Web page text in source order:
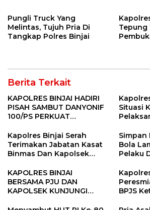
Pungli Truck Yang
Melintas, Tujuh Pria Di
Tangkap Polres Binjai
Tepung
Berita Terkait
KAPOLRES BINJAI HADIRI
PISAH SAMBUT DANYONIF
100/PS PERKUAT
Situasi
Kapolres Binjai Serah
Terimakan Jabatan Kasat
Binmas Dan Kapolsek
Simpan
Bola
Pelaku
KAPOLRES BINJAI
BERSAMA PJU DAN
KAPOLSEK KUNJUNGI
BPJS